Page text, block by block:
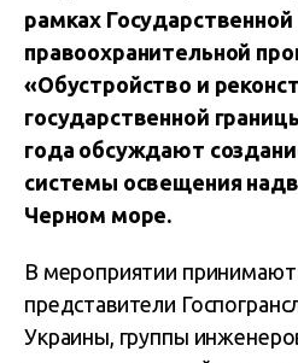
рамках
правоохранительной
«Обустройство и
государственной
года обсуждают
системы освещения
Черном море.
В мероприятии принимают
представители
Украины, группы